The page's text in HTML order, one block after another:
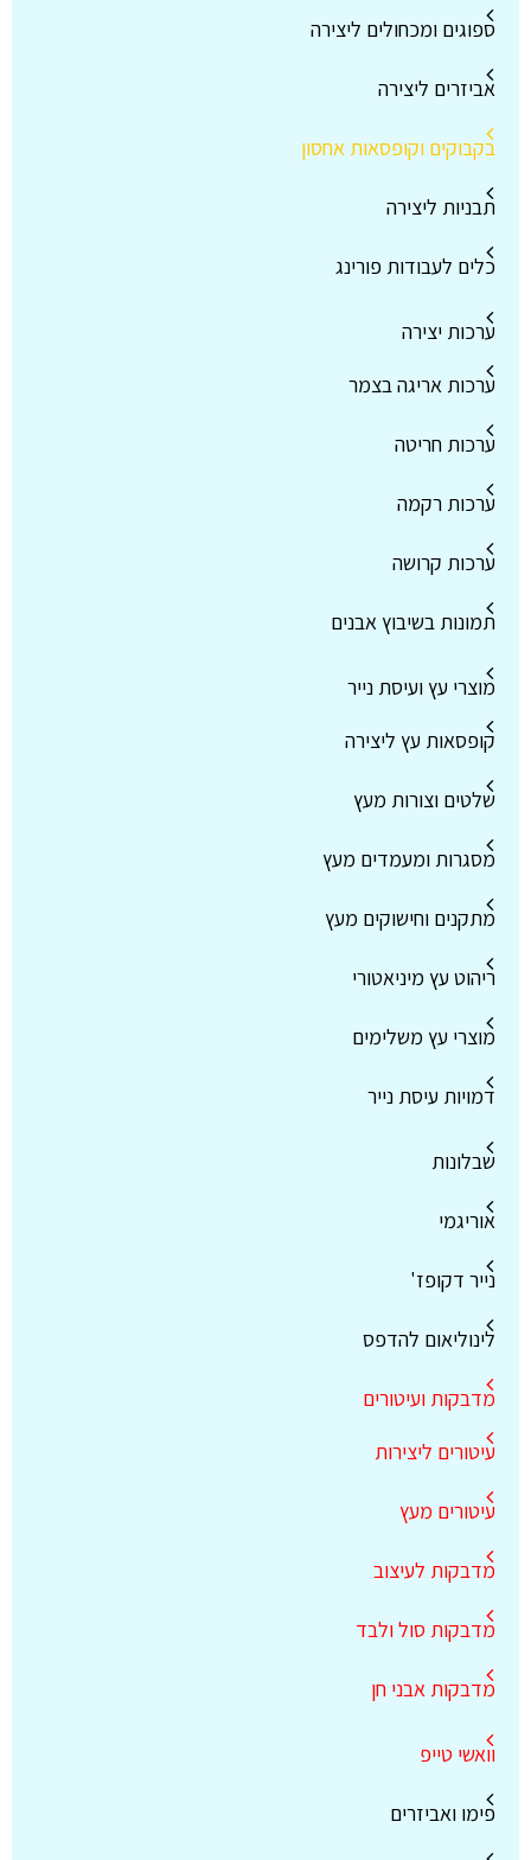
ספוגים ומכחולים ליצירה
אביזרים ליצירה
בקבוקים וקופסאות אחסון
תבניות ליצירה
כלים לעבודות פורינג
ערכות יצירה
ערכות אריגה בצמר
ערכות חריטה
ערכות רקמה
ערכות קרושה
תמונות בשיבוץ אבנים
מוצרי עץ ועיסת נייר
קופסאות עץ ליצירה
שלטים וצורות מעץ
מסגרות ומעמדים מעץ
מתקנים וחישוקים מעץ
ריהוט עץ מיניאטורי
מוצרי עץ משלימים
דמויות עיסת נייר
שבלונות
אוריגמי
נייר דקופז'
לינוליאום להדפס
מדבקות ועיטורים
עיטורים ליצירות
עיטורים מעץ
מדבקות לעיצוב
מדבקות סול ולבד
מדבקות אבני חן
וואשי טייפ
פימו ואביזרים